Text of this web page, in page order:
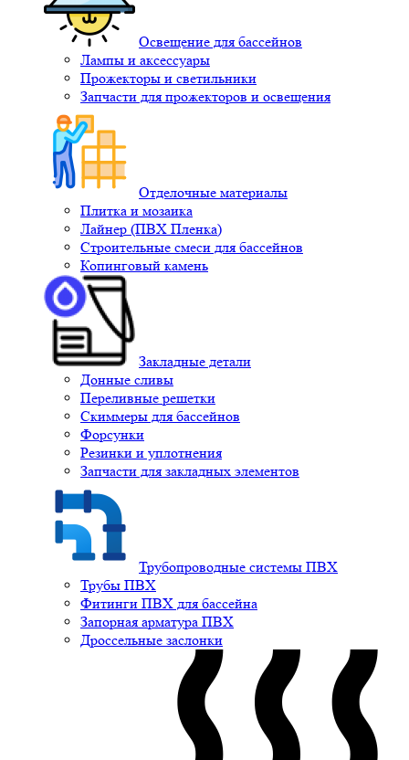
Освещение для бассейнов
Лампы и аксессуары
Прожекторы и светильники
Запчасти для прожекторов и освещения
Отделочные материалы
Плитка и мозаика
Лайнер (ПВХ Пленка)
Строительные смеси для бассейнов
Копинговый камень
Закладные детали
Донные сливы
Переливные решетки
Скиммеры для бассейнов
Форсунки
Резинки и уплотнения
Запчасти для закладных элементов
Трубопроводные системы ПВХ
Трубы ПВХ
Фитинги ПВХ для бассейна
Запорная арматура ПВХ
Дроссельные заслонки